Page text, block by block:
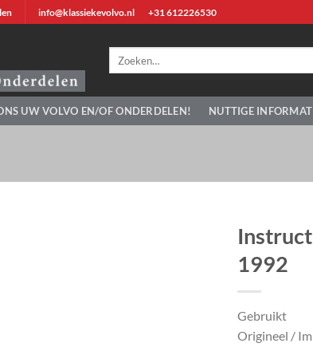
info@klassiekevolvo.nl +31 612226530
UW VOLVO EN/OF ONDERDELEN! NUTTIGE
1992
Gebruikt
Origineel /